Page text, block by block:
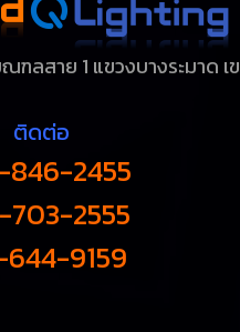
ฑลสาย 1 แขวงบางระมาด
ติดต่อ
2455
2555
9159